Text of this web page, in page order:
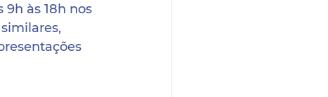
9h às 18h nos